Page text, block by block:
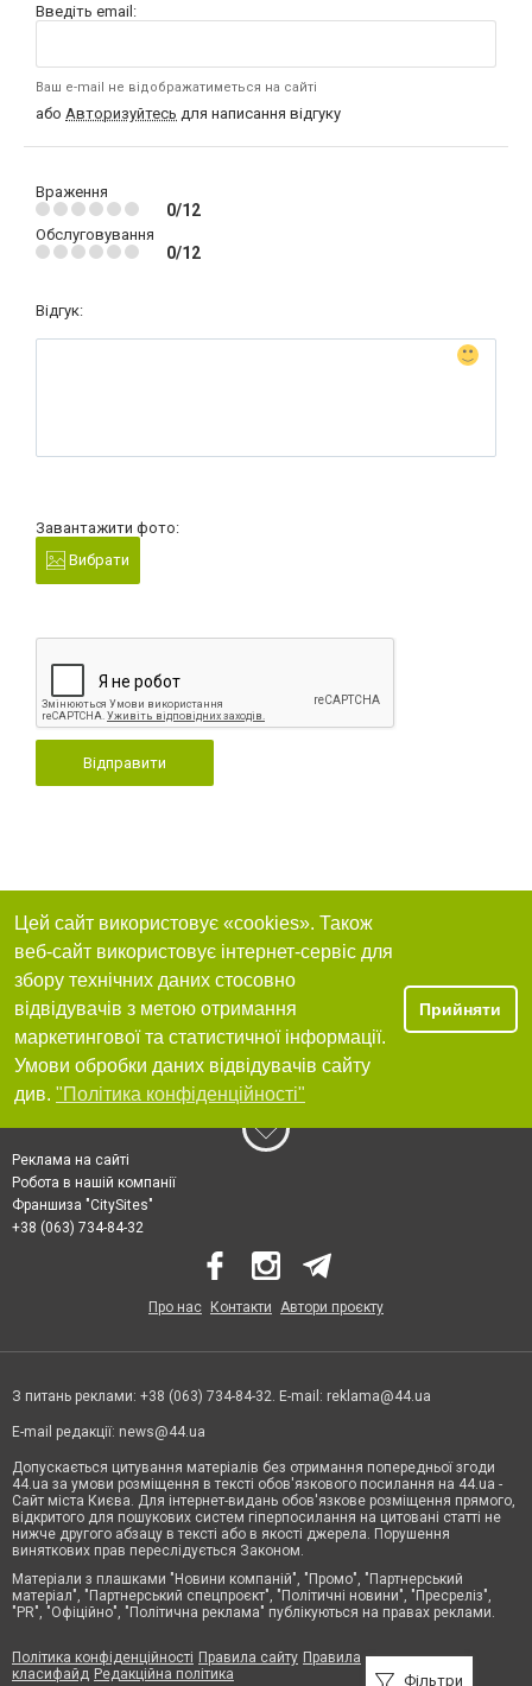
Введіть email:
Ваш e-mail не відображатиметься на сайті
або Авторизуйтесь для написання відгуку
Враження
0/12
Обслуговування
0/12
Відгук:
Завантажити фото:
Вибрати
Відправити
Фільтри
Цей сайт використовує «cookies». Також
веб-сайт використовує інтернет-сервіс для
збору технічних даних стосовно
відвідувачів з метою отримання
маркетингової та статистичної інформації.
Умови обробки даних відвідувачів сайту
див. "Політика конфіденційності"
Прийняти
Реклама на сайті
Робота в нашій компанії
Франшиза "CitySites"
+38 (063) 734-84-32
Про нас Контакти Автори проєкту
З питань реклами: +38 (063) 734-84-32. E-mail: reklama@44.ua
E-mail редакції: news@44.ua
Допускається цитування матеріалів без отримання попередньої згоди
44.ua за умови розміщення в тексті обов'язкового посилання на 44.ua -
Сайт міста Києва. Для інтернет-видань обов'язкове розміщення прямого,
відкритого для пошукових систем гіперпосилання на цитовані статті не
нижче другого абзацу в тексті або в якості джерела. Порушення
виняткових прав переслідується Законом.
Матеріали з плашками "Новини компаній", "Промо", "Партнерський
матеріал", "Партнерський спецпроєкт", "Політичні новини", "Пресреліз",
"PR", "Офіційно", "Політична реклама" публікуються на правах реклами.
Політика конфіденційності Правила сайту Правила
класифайд Редакційна політика